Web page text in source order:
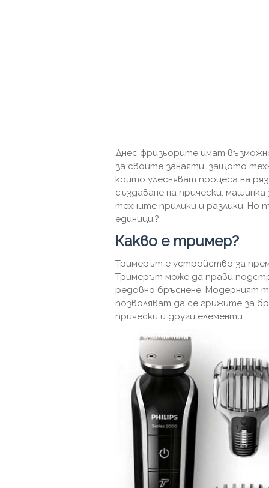
Днес фризьорите имат
за своите занаяти, защото
които улесняват процеса на
създаване на прически:
техните прилики и разлики. Но
единици.?
Какво е тример?
Тримерът е устройство за
Тримерът може да прави
редовно бръснене. Модерният
позволяват да се грижите за
прически и други елементи.